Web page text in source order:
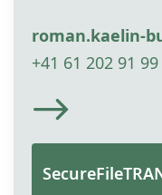
roman.kaelin-
+41 61 202 91 99